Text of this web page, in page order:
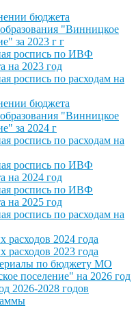
бюджета
"Винницкое
за 2023 г г
роспись по ИВФ
на 2023 год
роспись по расходам на
бюджета
"Винницкое
за 2024 г
роспись по расходам на
роспись по ИВФ
на 2024 год
роспись по ИВФ
на 2025 год
роспись по расходам на
расходов 2024 года
расходов 2023 года
по бюджету МО
поселение" на 2026 год
2026-2028 годов